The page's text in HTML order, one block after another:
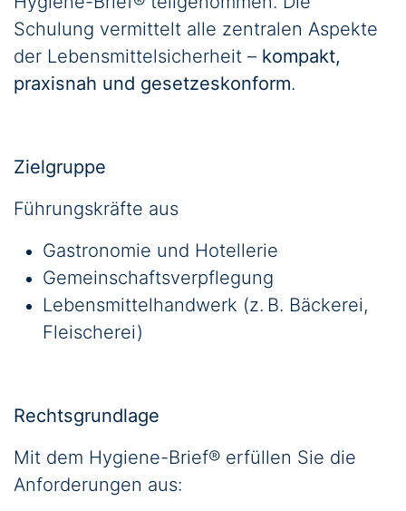
Schulung vermittelt alle zentralen Aspekte
der Lebensmittelsicherheit – kompakt,
praxisnah und gesetzeskonform.
Zielgruppe
Führungskräfte aus
Gastronomie und Hotellerie
Gemeinschaftsverpflegung
Lebensmittelhandwerk (z. B. Bäckerei,
Fleischerei)
Rechtsgrundlage
Mit dem Hygiene-Brief® erfüllen Sie die
Anforderungen aus: